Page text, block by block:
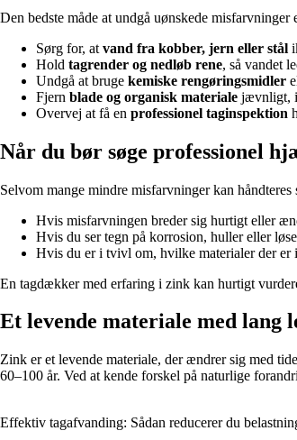
Den bedste måde at undgå uønskede
Sørg for, at vand fra kobber, jern eller stål
Hold tagrender og nedløb rene, så vandet
Undgå at bruge kemiske rengøringsmidler
Fjern blade og organisk materiale jævnligt,
Overvej at få en professionel taginspektion
Når du bør søge professionel
Selvom mange mindre misfarvninger kan
Hvis misfarvningen breder sig hurtigt eller
Hvis du ser tegn på korrosion, huller eller
Hvis du er i tvivl om, hvilke materialer der er
En tagdækker med erfaring i zink kan hurtigt
Et levende materiale med lang
Zink er et levende materiale, der ændrer sig med
60–100 år. Ved at kende forskel på naturlige
Effektiv tagafvanding: Sådan reducerer du